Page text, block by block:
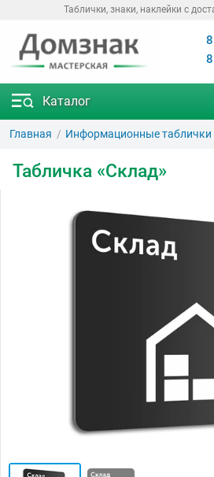
Таблички, знаки, наклейки с
Каталог
Главная Информационные таблички
Табличка «Склад»